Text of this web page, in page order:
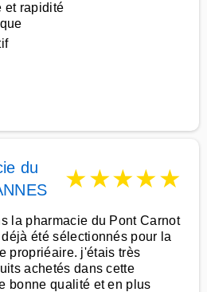
et rapidité
du
★★★★★
la pharmacie du Pont Carnot
été sélectionnés pour la
propriéaire. j'étais très
achetés dans cette
bonne qualité et en plus